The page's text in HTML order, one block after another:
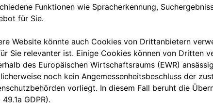
sicherer
an gebrauchten Firmenfahrzeugen.